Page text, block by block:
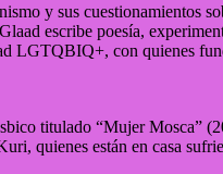
y sus
escribe poesía,
LGTQBIQ+, con quienes
titulado “Mujer Mosca”
quienes están en casa